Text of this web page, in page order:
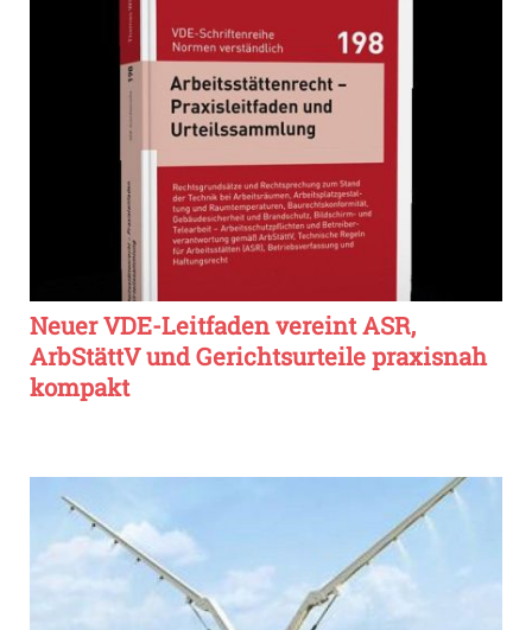
Neuer VDE-Leitfaden vereint ASR,
ArbStättV und Gerichtsurteile praxisnah
kompakt